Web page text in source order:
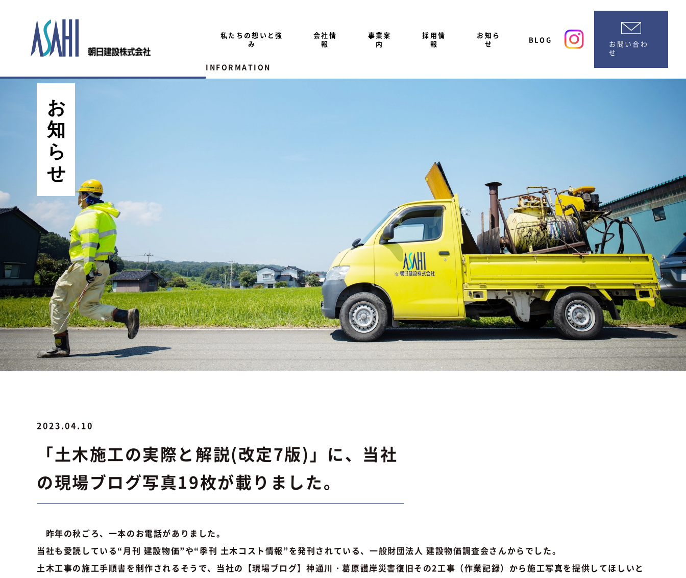
私たちの想いと強
み
会社情
報
事業案
内
採用情
報
お知ら
せ
BLOG
お問い合わ
せ
INFORMATION
2023.04.10
「土木施工の実際と解説(改定7版)」に、当社
の現場ブログ写真19枚が載りました。
昨年の秋ごろ、一本のお電話がありました。
当社も愛読している“月刊 建設物価”や“季刊 土木コスト情報”を発刊されている、 一般財団法人 建設物価調査会さんからでした。
土木工事の施工手順書を制作されるそうで、当社の 【現場ブログ】神通川・葛原護岸災害復旧その2工事（作業記録） から施工写真を提供してほしいと